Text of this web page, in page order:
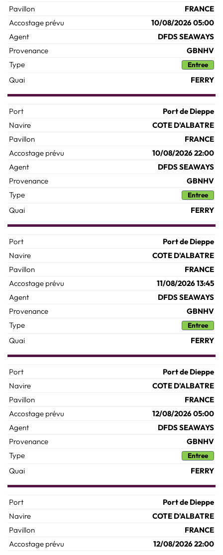
FRANCE
10/08/2026 05:00
DFDS SEAWAYS
GBNHV
Entree
FERRY
Port de Dieppe
COTE D'ALBATRE
FRANCE
10/08/2026 22:00
DFDS SEAWAYS
GBNHV
Entree
FERRY
Port de Dieppe
COTE D'ALBATRE
FRANCE
11/08/2026 13:45
DFDS SEAWAYS
GBNHV
Entree
FERRY
Port de Dieppe
COTE D'ALBATRE
FRANCE
12/08/2026 05:00
DFDS SEAWAYS
GBNHV
Entree
FERRY
Port de Dieppe
COTE D'ALBATRE
FRANCE
12/08/2026 22:00